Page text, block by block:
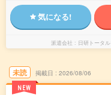
気になる!
派遣会社 日研トータ
未読
NEW
掲載日 2026/08/06